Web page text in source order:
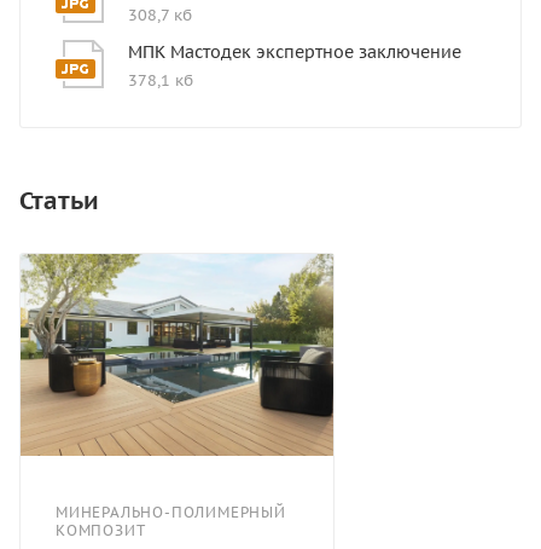
308,7 кб
МПК Мастодек экспертное заключение
378,1 кб
Статьи
МИНЕРАЛЬНО-ПОЛИМЕРНЫЙ
КОМПОЗИТ